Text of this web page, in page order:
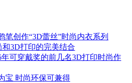
笔创作“3D蕾丝”时尚内衣系列
和3D打印的完美结合
年可穿戴奖的前几名3D打印时尚作
宝 时尚环保可兼得